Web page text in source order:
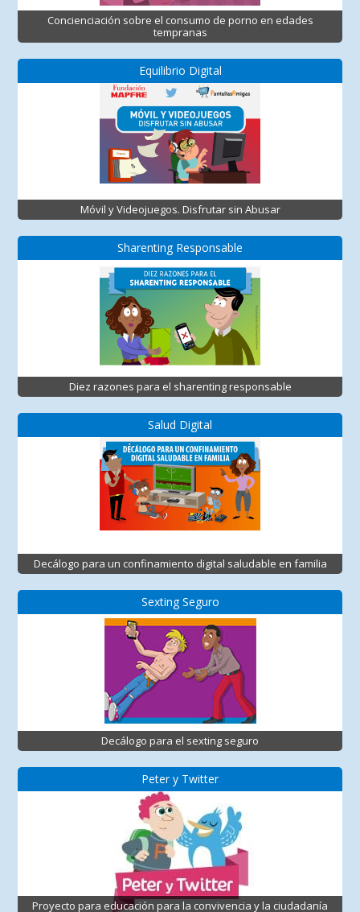
Concienciación sobre el consumo de porno en edades
tempranas
Equilibrio Digital
Móvil y Videojuegos. Disfrutar sin Abusar
Sharenting Responsable
Diez razones para el sharenting responsable
Salud Digital
Decálogo para un confinamiento digital saludable en familia
Sexting Seguro
Decálogo para el sexting seguro
Peter y Twitter
Proyecto para educación para la convivencia y la ciudadanía